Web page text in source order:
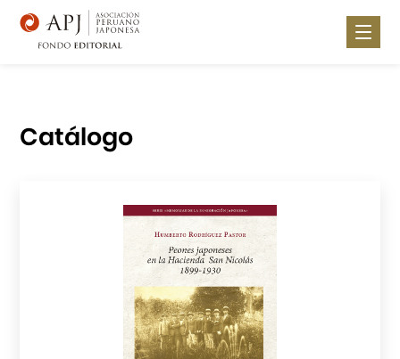
Noticias
Catálogo